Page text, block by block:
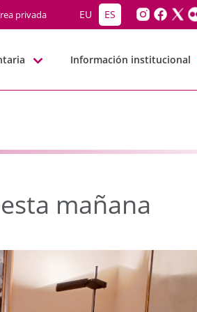
mañana -
privada EU ES
Información institucional
mañana